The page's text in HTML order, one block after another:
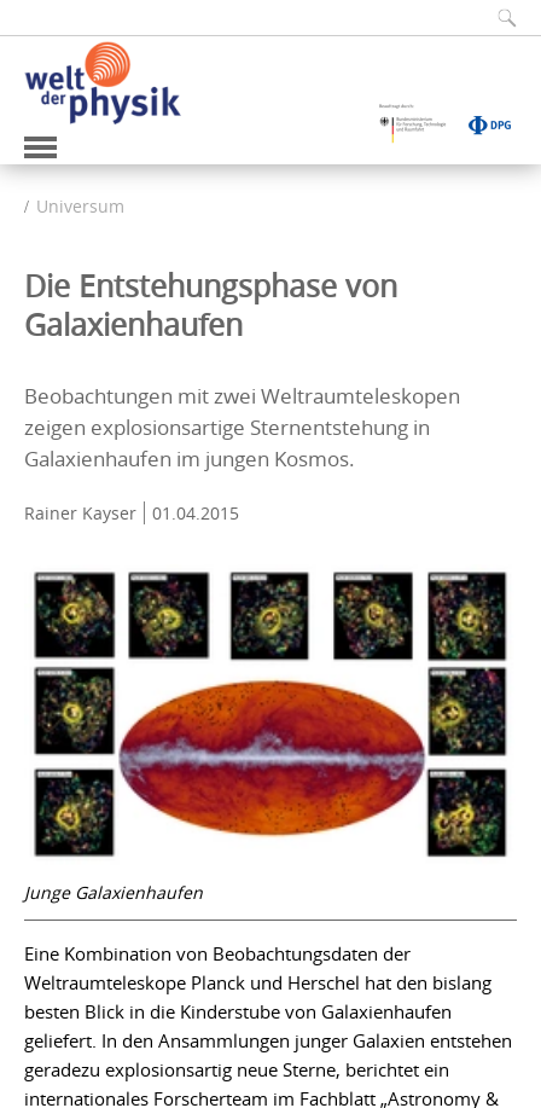
Universum
Die Entstehungsphase von
Galaxienhaufen
Beobachtungen mit zwei Weltraumteleskopen
zeigen explosionsartige Sternentstehung in
Galaxienhaufen im jungen Kosmos.
Rainer Kayser 01.04.2015
Junge Galaxienhaufen
Eine Kombination von Beobachtungsdaten der
Weltraumteleskope Planck und Herschel hat den bislang
besten Blick in die Kinderstube von Galaxienhaufen
geliefert. In den Ansammlungen junger Galaxien entstehen
geradezu explosionsartig neue Sterne, berichtet ein
internationales Forscherteam im Fachblatt „Astronomy &